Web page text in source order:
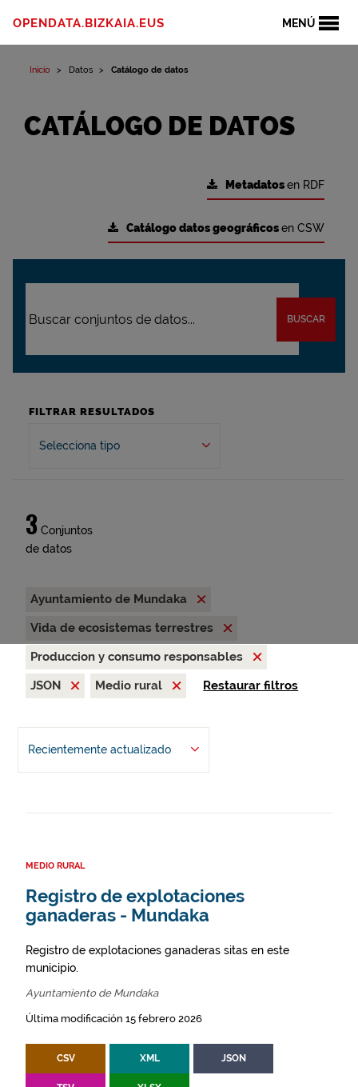
MENÚ
OPENDATA.BIZKAIA.EUS
Inicio Datos Catálogo de datos
CATÁLOGO DE DATOS
Metadatosen RDF
Catálogo datos geográficosen CSW
BUSCAR
FILTRAR RESULTADOS
Selecciona tipo
3 Conjuntos
de datos
Ayuntamiento de Mundaka
Vida de ecosistemas terrestres
Produccion y consumo responsables
JSON
Medio rural Restaurar filtros
Recientemente actualizado
MEDIO RURAL
Registro de explotaciones
ganaderas - Mundaka
Registro de explotaciones ganaderas sitas en este
municipio.
Ayuntamiento de Mundaka
Última modificación 15 febrero 2026
CSV XML JSON